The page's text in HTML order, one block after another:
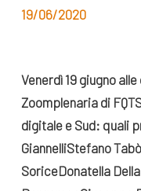
19/06/2020
Venerdì 19 giugno
Zoomplenaria di
digitale e Sud: quali
GiannelliStefano Tabò
SoriceDonatella
News
Seguici sui